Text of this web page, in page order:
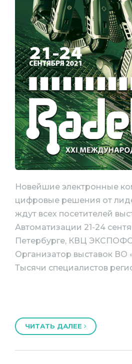
Новейшие электронные
цифровые решения от
ждут всех посетителей
Автоматизации 21-24
Петербурге, КВЦ
Организатор выставок
Тысячи специалистов
ЧИТАТЬ ДАЛЕЕ